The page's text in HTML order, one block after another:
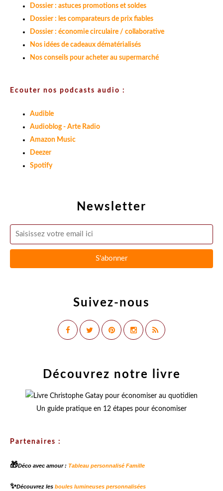
Newsletter
Suivez-nous
Dossier : astuces promotions et soldes
Dossier : les comparateurs de prix fiables
Dossier : économie circulaire / collaborative
Nos idées de cadeaux dématérialisés
Nos conseils pour acheter au supermarché
Ecouter nos podcasts audio :
Audible
Audioblog - Arte Radio
Amazon Music
Deezer
Spotify
Découvrez notre livre
Un guide pratique en 12 étapes pour économiser
Partenaires :
🎁Déco avec amour : Tableau personnalisé Famille
✨Découvrez les boules lumineuses personnalisées